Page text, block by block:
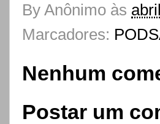
By Anônimo às
Marcadores:
Nenhum
Postar um